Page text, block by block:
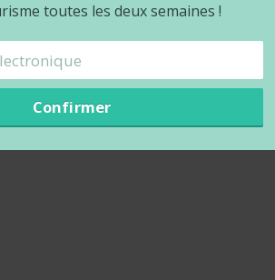
toutes les deux semaines !
Confirmer